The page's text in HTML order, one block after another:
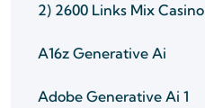
2) 2600 Links Mix Casino
A16z Generative Ai
Adobe Generative Ai 1